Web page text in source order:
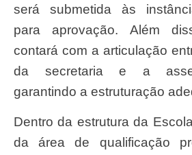
será submetida às
para aprovação. Além
contará com a articulação
da secretaria e a
garantindo a estruturação
Dentro da estrutura da Escola de Saúde, além
da área de qualificação